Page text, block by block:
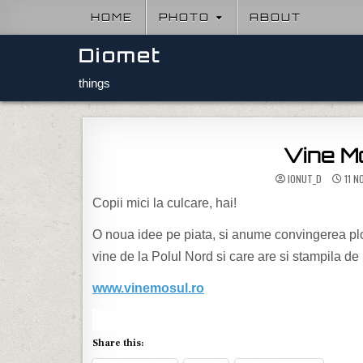
HOME PHOTO ABOUT
Diomet
things
Vine
IONUT_D
11
Copii mici la culcare, hai!
O noua idee pe piata, si anume convingerea
vine de la Polul Nord si care are si stampila
www.vinemosul.ro
Share this: